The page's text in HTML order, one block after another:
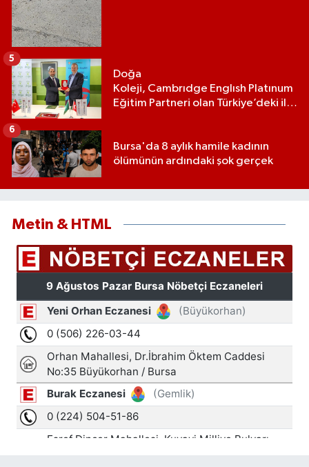
Doğa
Koleji, Cambrıdge Englısh Platınum
Eğitim Partneri olan Türkiye’deki ilk
5
Bursa'da 8 aylık hamile kadının
ölümünün ardındaki şok gerçek
6
Metin & HTML